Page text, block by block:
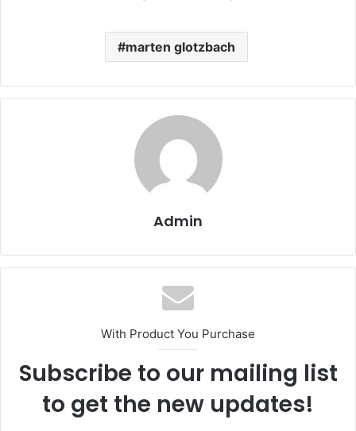
marten glotzbach
Admin
With Product You Purchase
Subscribe to our mailing list
to get the new updates!